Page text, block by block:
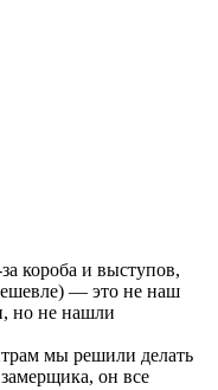
короба и выступов,
— это не наш
но не нашли
мы решили делать
он все